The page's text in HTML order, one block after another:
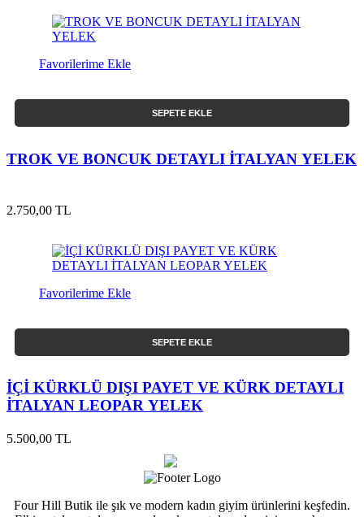
Favorilerime Ekle
SEPETE EKLE
TROK VE BONCUK DETAYLI İTALYAN YELEK
2.750,00 TL
Favorilerime Ekle
SEPETE EKLE
İÇİ KÜRKLÜ DIŞI PAYET VE KÜRK DETAYLI
İTALYAN LEOPAR YELEK
5.500,00 TL
Four Hill Butik ile şık ve modern kadın giyim ürünlerini keşfedin.